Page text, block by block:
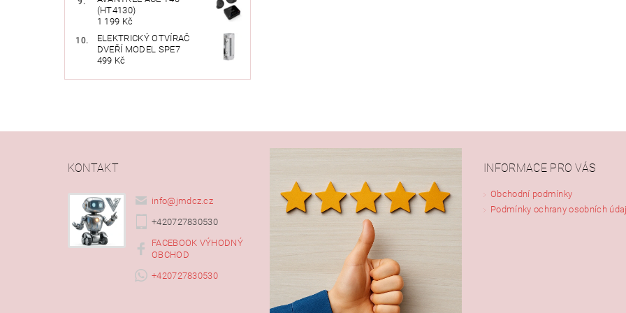
(HT4130)
1 199 Kč
ELEKTRICKÝ OTVÍRAČ
DVEŘÍ MODEL SPE7
499 Kč
KONTAKT
info@ jmdcz.cz
+420727830530
FACEBOOK VÝHODNÝ
OBCHOD
+420727830530
INFORMACE PRO VÁS
Obchodní podmínky
Podmínky ochrany osobních